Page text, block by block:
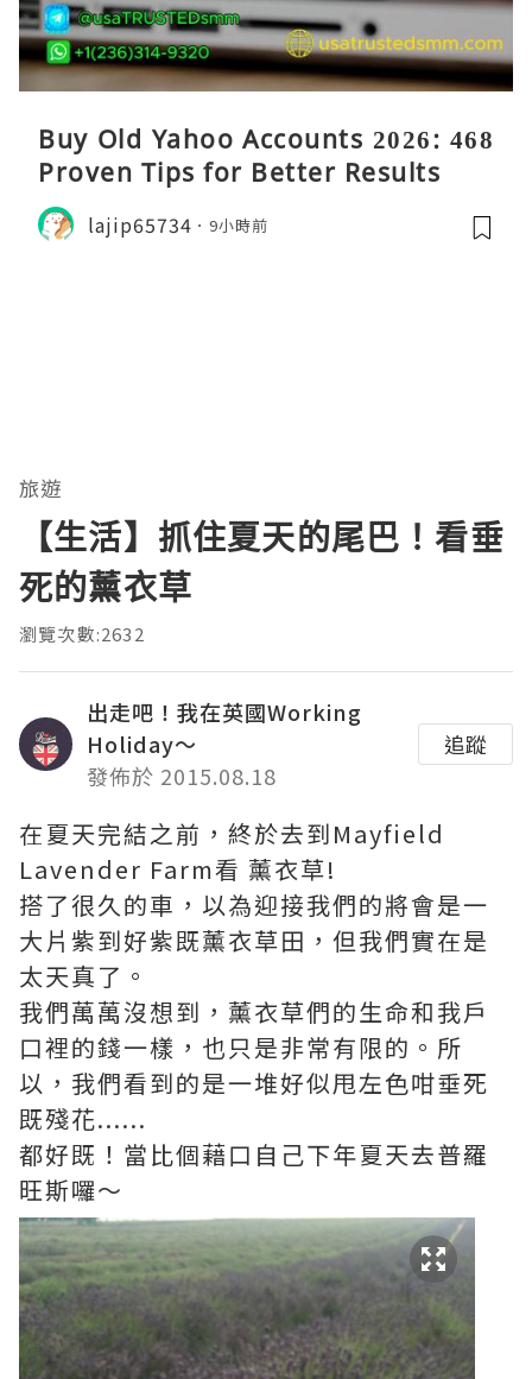
Buy Old Yahoo Accounts 2026: 468
Proven Tips for Better Results
lajip65734 9小時前
旅遊
【生活】抓住夏天的尾巴！看垂
死的薰衣草
瀏覽次數:2632
出走吧！我在英國Working
Holiday～
發佈於 2015.08.18
追蹤
在夏天完結之前，終於去到Mayfield
Lavender Farm看 薰衣草!
搭了很久的車，以為迎接我們的將會是一
大片紫到好紫既薰衣草田，但我們實在是
太天真了。
我們萬萬沒想到，薰衣草們的生命和我戶
口裡的錢一樣，也只是非常有限的。所
以，我們看到的是一堆好似甩左色咁垂死
既殘花......
都好既！當比個藉口自己下年夏天去普羅
旺斯囉～